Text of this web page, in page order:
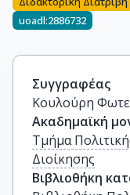
uoadl:2886732
Συγγραφέας
Κουλούρη
Ακαδημαϊκή
Τμήμα
Διοίκησης
Βιβλιοθήκη